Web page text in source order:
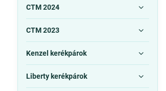
CTM 2024
CTM 2023
Kenzel kerékpárok
Liberty kerékpárok